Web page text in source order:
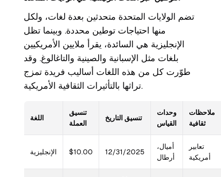
تضم الولايات المتحدة متحدثين بعدة لغات، ولكل
منها احتياجات توطين محددة. وبينما تظل
الإنجليزية هي السائدة، يقرأ ملايين الأمريكيين
بلغات مثل الإسبانية والصينية والتاغالوغ. وقد
طوّرت كل من هذه اللغات أساليب فريدة تمزج
تراثها بالتأثيرات الثقافية الأمريكية.
اللغة
تنسيق
العملة
تنسيق التاريخ
وحدات
القياس
ملاحظات
ثقافية
الإنجليزية $10.00 12/31/2025
أميال،
أرطال
تعابير
أمريكية